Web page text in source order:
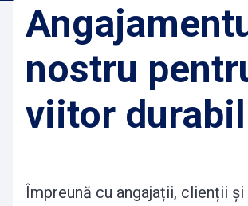
nostru
viitor durabil
Împreună cu angajații, clienții